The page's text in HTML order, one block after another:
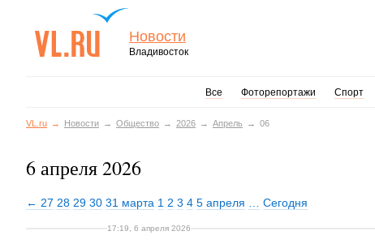
Новости
Владивосток
Все Фоторепортажи Спорт
VL.ru Новости Общество 2026 Апрель 06
6 апреля 2026
← 27 28 29 30 31 марта 1 2 3 4 5 апреля Сегодня
17:19, 6 апреля 2026